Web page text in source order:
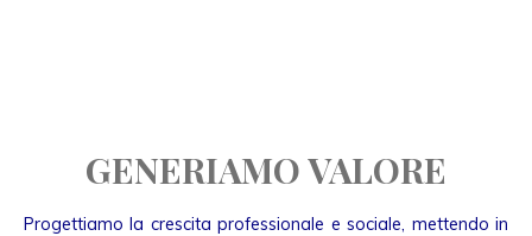
GENERIAMO VALORE
Progettiamo la crescita professionale e sociale, mettendo in